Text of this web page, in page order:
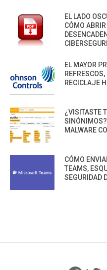
EL LADO
CÓMO
EL MAYOR
RECICLAJE
¿VISITASTE
MALWARE
CÓMO
TEAMS,
SEGURIDAD